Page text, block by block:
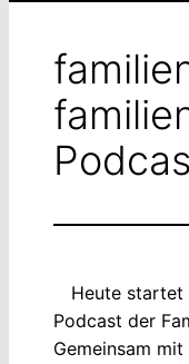
Heute startet
Podcast der
Gemeinsam